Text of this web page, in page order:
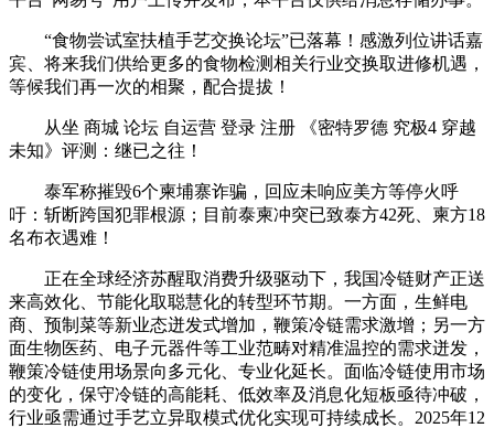
“食物尝试室扶植手艺交换论坛”已落幕！感激列位讲话嘉
宾、将来我们供给更多的食物检测相关行业交换取进修机遇，
等候我们再一次的相聚，配合提拔！
从坐 商城 论坛 自运营 登录 注册 《密特罗德 究极4 穿越
未知》评测：继已之往！
泰军称摧毁6个柬埔寨诈骗，回应未响应美方等停火呼
吁：斩断跨国犯罪根源；目前泰柬冲突已致泰方42死、柬方18
名布衣遇难！
正在全球经济苏醒取消费升级驱动下，我国冷链财产正送
来高效化、节能化取聪慧化的转型环节期。一方面，生鲜电
商、预制菜等新业态迸发式增加，鞭策冷链需求激增；另一方
面生物医药、电子元器件等工业范畴对精准温控的需求迸发，
鞭策冷链使用场景向多元化、专业化延长。面临冷链使用市场
的变化，保守冷链的高能耗、低效率及消息化短板亟待冲破，
行业亟需通过手艺立异取模式优化实现可持续成长。2025年12